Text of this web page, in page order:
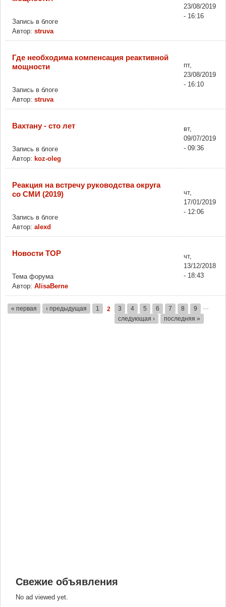
Запись в блоге
Автор: struva
23/08/2019
- 16:16
Где необходима компенсация реактивной
мощности
Запись в блоге
Автор: struva
пт,
23/08/2019
- 16:10
Вахтану - сто лет
Запись в блоге
Автор: koz-oleg
вт,
09/07/2019
- 09:36
Реакция на встречу руководства округа
со СМИ (2019)
Запись в блоге
Автор: alexd
чт,
17/01/2019
- 12:06
Новости ТОР
Тема форума
Автор: AlisaBerne
чт,
13/12/2018
- 18:43
« первая ‹ предыдущая 1 2 3 4 5 6 7 8 9
…
следующая ›
последняя »
Свежие объявления
No ad viewed yet.